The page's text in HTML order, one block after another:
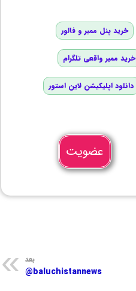
خرید پنل ممبر و فالور
خرید ممبر واقعی تلگرام
دانلود اپلیکیشن لاین استور
عضویت
بعد
baluchistannews@